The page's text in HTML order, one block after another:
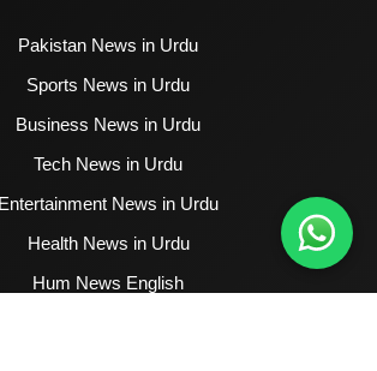
Pakistan News in Urdu
Sports News in Urdu
Business News in Urdu
Tech News in Urdu
Entertainment News in Urdu
Health News in Urdu
Hum News English